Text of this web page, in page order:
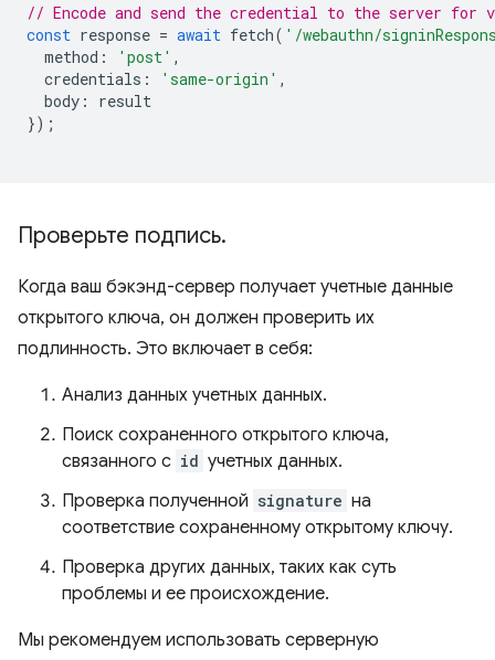
// Encode and send the credential to the server
const response = await fetch( '/webauthn/
method : 'post' ,
credentials : 'same-origin' ,
body :
result
});
Проверьте подпись.
Когда ваш бэкэнд-сервер получает учетные данные
открытого ключа, он должен проверить их
подлинность. Это включает в себя:
Анализ данных учетных данных.
Поиск сохраненного открытого ключа,
связанного с id учетных данных.
Проверка полученной signature на
соответствие сохраненному открытому ключу.
Проверка других данных, таких как суть
проблемы и ее происхождение.
Мы рекомендуем использовать серверную